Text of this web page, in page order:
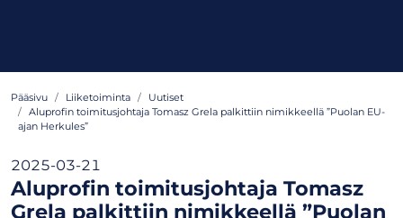
Pääsivu Liiketoiminta
Uutiset
Aluprofin toimitusjohtaja Tomasz Grela palkittiin nimikkeellä ”Puolan EU-
ajan Herkules”
2025-03-21
Aluprofin toimitusjohtaja Tomasz
Grela palkittiin nimikkeellä ”Puolan